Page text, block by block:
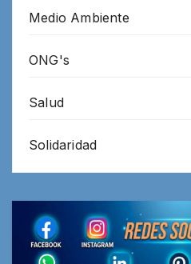
Medio Ambiente
ONG's
Salud
Solidaridad